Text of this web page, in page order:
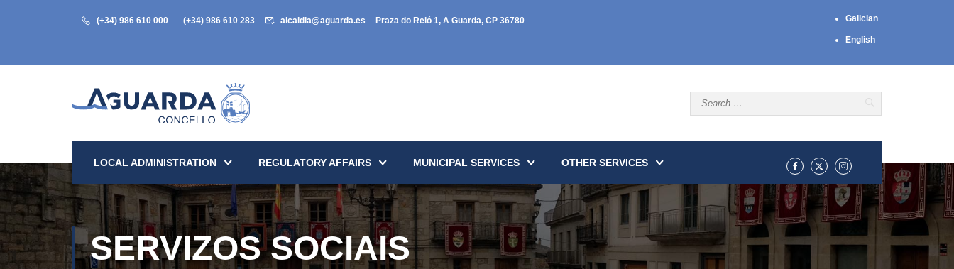
(+34) 986 610 000 (+34) 986 610 283 alcaldia@aguarda.es Praza do Reló 1, A Guarda, CP 36780 Galician
English
LOCAL ADMINISTRATION REGULATORY AFFAIRS MUNICIPAL SERVICES OTHER SERVICES
SERVIZOS SOCIAIS